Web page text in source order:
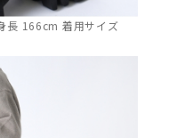
長 166cm 着用サイズ